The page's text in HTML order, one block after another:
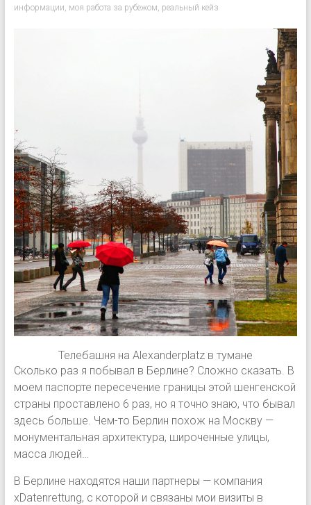
информации, моя работа за рубежом, реальный кейз
Телебашня на Alexanderplatz в тумане
Сколько раз я побывал в Берлине? Сложно сказать. В
моем паспорте пересечение границы этой шенгенской
страны проставлено 6 раз, но я точно знаю, что бывал
здесь больше. Чем-то Берлин похож на Москву —
монументальная архитектура, широченные улицы,
масса людей…
В Берлине находятся наши партнеры — компания
xDatenrettung, с которой и связаны мои визиты в